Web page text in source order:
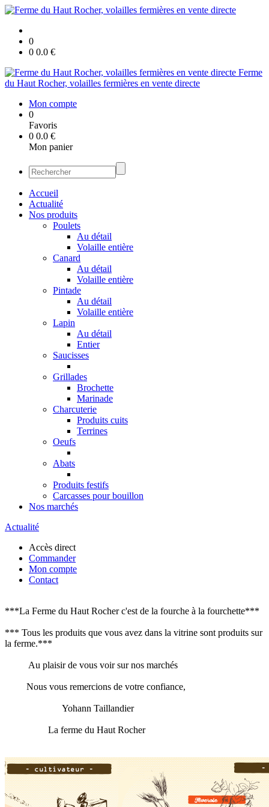
0
0 0.0 €
Ferme
du Haut Rocher, volailles fermières en vente directe
Mon compte
0
Favoris
0 0.0 €
Mon panier
Accueil
Actualité
Nos produits
Poulets
Au détail
Volaille entière
Canard
Au détail
Volaille entière
Pintade
Au détail
Volaille entière
Lapin
Au détail
Entier
Saucisses
Grillades
Brochette
Marinade
Charcuterie
Produits cuits
Terrines
Oeufs
Abats
Produits festifs
Carcasses pour bouillon
Nos marchés
Actualité
Accès direct
Commander
Mon compte
Contact
***La Ferme du Haut Rocher c'est de la fourche à la fourchette***
*** Tous les produits que vous avez dans la vitrine sont produits sur
la ferme.***
Au plaisir de vous voir sur nos marchés
Nous vous remercions de votre confiance,
Yohann Taillandier
La ferme du Haut Rocher